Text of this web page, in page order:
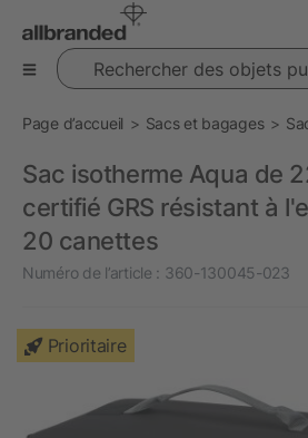
Rechercher des objets publicitaires
Page d’accueil Sacs et bagages
Sac isotherme Aqua de
certifié GRS résistant à
20 canettes
Numéro de l’article : 360-130045-023
Prioritaire